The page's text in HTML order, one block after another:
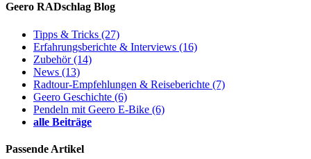
Geero RADschlag Blog
Tipps & Tricks (27)
Erfahrungsberichte & Interviews (16)
Zubehör(14)
News (13)
Radtour-Empfehlungen & Reiseberichte (7)
Geero Geschichte (6)
Pendeln mit Geero E-Bike (6)
alle Beiträge
Passende Artikel